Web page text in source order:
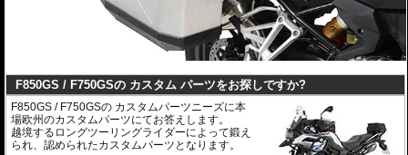
F850GS / F750GSの カスタム パーツをお探しですか?
F850GS / F750GSの カスタムパーツニーズに本
場欧州のカスタムパーツにてお答えします。
越境するロングツーリングライダーによって鍛え
られ、認められたカスタムパーツとなります。